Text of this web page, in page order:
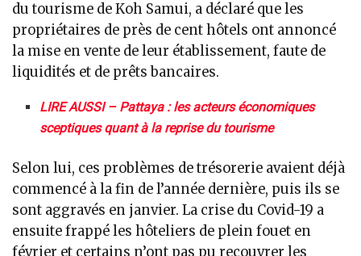
du tourisme de Koh Samui, a déclaré que les
propriétaires de près de cent hôtels ont annoncé
la mise en vente de leur établissement, faute de
liquidités et de prêts bancaires.
LIRE AUSSI – Pattaya : les acteurs économiques
sceptiques quant à la reprise du tourisme
Selon lui, ces problèmes de trésorerie avaient déjà
commencé à la fin de l’année dernière, puis ils se
sont aggravés en janvier. La crise du Covid-19 a
ensuite frappé les hôteliers de plein fouet en
février et certains n’ont pas pu recouvrer les